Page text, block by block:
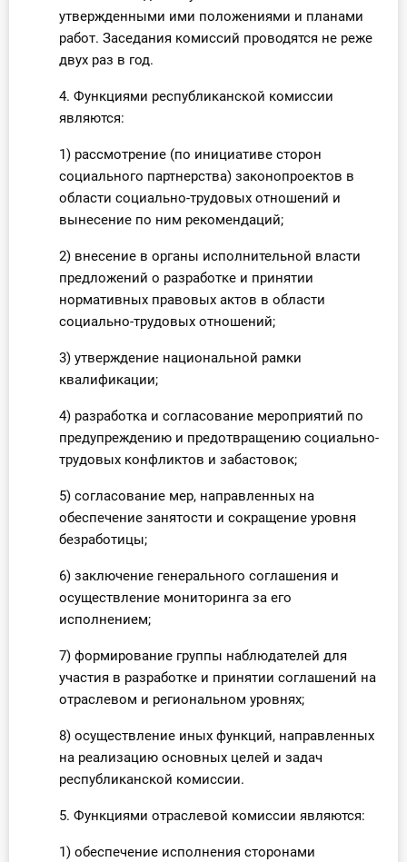
утвержденными ими положениями и планами
работ. Заседания комиссий проводятся не реже
двух раз в год.
4. Функциями республиканской комиссии
являются:
1) рассмотрение (по инициативе сторон
социального партнерства) законопроектов в
области социально-трудовых отношений и
вынесение по ним рекомендаций;
2) внесение в органы исполнительной власти
предложений о разработке и принятии
нормативных правовых актов в области
социально-трудовых отношений;
3) утверждение национальной рамки
квалификации;
4) разработка и согласование мероприятий по
предупреждению и предотвращению социально-
трудовых конфликтов и забастовок;
5) согласование мер, направленных на
обеспечение занятости и сокращение уровня
безработицы;
6) заключение генерального соглашения и
осуществление мониторинга за его
исполнением;
7) формирование группы наблюдателей для
участия в разработке и принятии соглашений на
отраслевом и региональном уровнях;
8) осуществление иных функций, направленных
на реализацию основных целей и задач
республиканской комиссии.
5. Функциями отраслевой комиссии являются:
1) обеспечение исполнения сторонами